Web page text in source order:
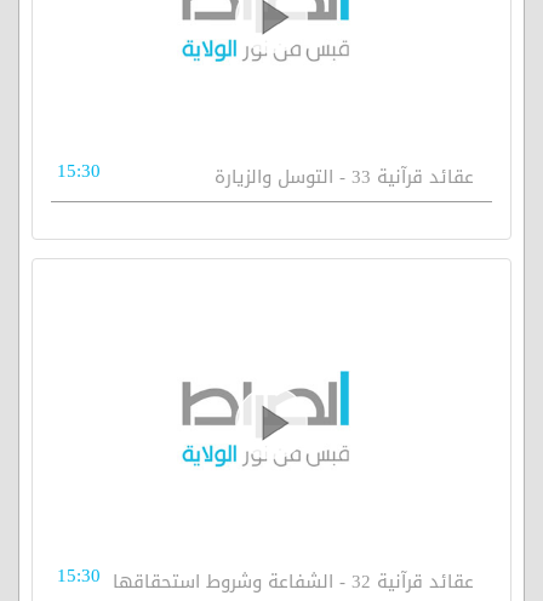
عقائد قرآنية 33 - التوسل والزيارة 15:30
عقائد قرآنية 32 - الشفاعة وشروط استحقاقها 15:30